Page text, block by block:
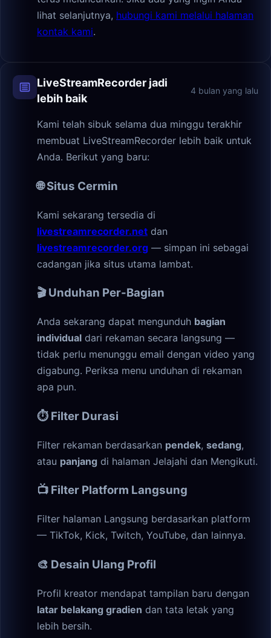
lihat selanjutnya, hubungi kami melalui halaman
kontak kami.
LiveStreamRecorder jadi
lebih baik
4 bulan yang lalu
Kami telah sibuk selama dua minggu terakhir
membuat LiveStreamRecorder lebih baik untuk
Anda. Berikut yang baru:
🌐 Situs Cermin
Kami sekarang tersedia di
livestreamrecorder.net dan
livestreamrecorder.org — simpan ini sebagai
cadangan jika situs utama lambat.
🎬 Unduhan Per-Bagian
Anda sekarang dapat mengunduh bagian
individual dari rekaman secara langsung —
tidak perlu menunggu email dengan video yang
digabung. Periksa menu unduhan di rekaman
apa pun.
⏱️ Filter Durasi
Filter rekaman berdasarkan pendek, sedang,
atau panjang di halaman Jelajahi dan Mengikuti.
📺 Filter Platform Langsung
Filter halaman Langsung berdasarkan platform
— TikTok, Kick, Twitch, YouTube, dan lainnya.
🎨 Desain Ulang Profil
Profil kreator mendapat tampilan baru dengan
latar belakang gradien dan tata letak yang
lebih bersih.